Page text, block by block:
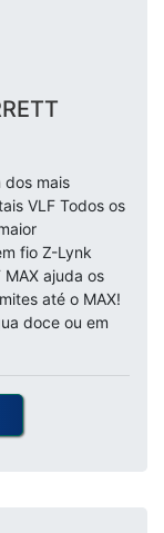
dos mais
VLF Todos os
fio Z-Lynk
ajuda os
até o MAX!
doce ou em